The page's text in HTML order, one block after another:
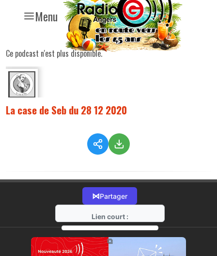
Menu
Ce podcast n'est plus disponible.
La case de Seb du 28 12 2020
⋈Partager
Lien court :
https://radio-g.fr?3417
⧉